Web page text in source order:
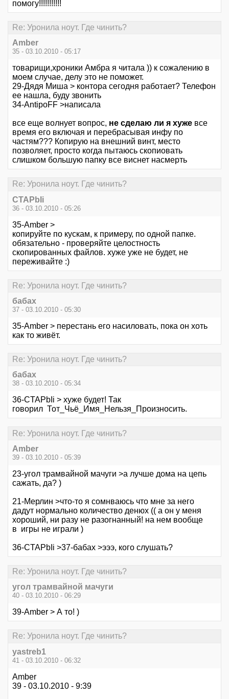
помогу!!!!!!!!!!!
Re: Уронила ноут. Где чинить?
Amber
35 - 03.10.2010 - 05:17
товарищи,хроники Амбра я читала )) к сожалению в
моем случае, делу это не поможет.
29-Дядя Миша > контора сегодня работает? Телефон
ее нашла, буду звонить
34-AntipoFF >написала
все еще волнует вопрос, не сделаю ли я хуже все
время его включая и перебрасывая инфу по
частям??? Копирую на внешний винт, место
позволяет, просто когда пытаюсь скопиовать
слишком большую папку все виснет насмерть
Re: Уронила ноут. Где чинить?
CTAPbIi
36 - 03.10.2010 - 05:26
35-Amber >
копируйте по кускам, к примеру, по одной папке.
обязательно - проверяйте целостность
скопированных файлов. хуже уже не будет, не
переживайте :)
Re: Уронила ноут. Где чинить?
бабах
37 - 03.10.2010 - 05:30
35-Amber > перестань его насиловать, пока он хоть
как то живёт.
Re: Уронила ноут. Где чинить?
бабах
38 - 03.10.2010 - 05:34
36-CTAPbIi > хуже будет! Так
говорил Тот_Чьё_Имя_Нельзя_Произносить.
Re: Уронила ноут. Где чинить?
Amber
39 - 03.10.2010 - 05:39
23-угол трамвайной мачуги >а лучше дома на цепь
сажать, да? )
21-Мерлин >что-то я сомнваюсь что мне за него
дадут нормально количество денюх (( а он у меня
хороший, ни разу не разогнанный! на нем вообще
в игры не играли )
36-CTAPbIi >37-бабах >эээ, кого слушать?
Re: Уронила ноут. Где чинить?
угол трамвайной мачуги
40 - 03.10.2010 - 06:29
39-Amber > А то! )
Re: Уронила ноут. Где чинить?
yastreb1
41 - 03.10.2010 - 06:32
Amber
39 - 03.10.2010 - 9:39